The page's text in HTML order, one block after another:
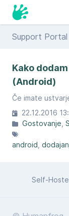
Support Portal
Kako
(Android)
22.12.2016
Gostovanje
android
Self-